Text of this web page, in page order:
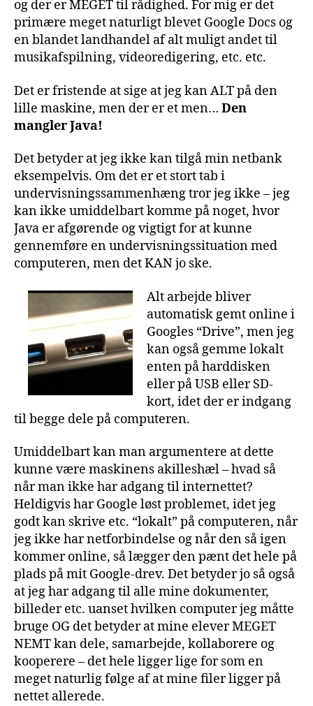
og der er MEGET til rådighed. For mig er det
primære meget naturligt blevet Google Docs og
en blandet landhandel af alt muligt andet til
musikafspilning, videoredigering, etc. etc.
Det er fristende at sige at jeg kan ALT på den
lille maskine, men der er et men… Den
mangler Java!
Det betyder at jeg ikke kan tilgå min netbank
eksempelvis. Om det er et stort tab i
undervisningssammenhæng tror jeg ikke – jeg
kan ikke umiddelbart komme på noget, hvor
Java er afgørende og vigtigt for at kunne
gennemføre en undervisningssituation med
computeren, men det KAN jo ske.
Alt arbejde bliver
automatisk gemt online i
Googles “Drive”, men jeg
kan også gemme lokalt
enten på harddisken
eller på USB eller SD-
kort, idet der er indgang
til begge dele på computeren.
Umiddelbart kan man argumentere at dette
kunne være maskinens akilleshæl – hvad så
når man ikke har adgang til internettet?
Heldigvis har Google løst problemet, idet jeg
godt kan skrive etc. “lokalt” på computeren, når
jeg ikke har netforbindelse og når den så igen
kommer online, så lægger den pænt det hele på
plads på mit Google-drev. Det betyder jo så også
at jeg har adgang til alle mine dokumenter,
billeder etc. uanset hvilken computer jeg måtte
bruge OG det betyder at mine elever MEGET
NEMT kan dele, samarbejde, kollaborere og
kooperere – det hele ligger lige for som en
meget naturlig følge af at mine filer ligger på
nettet allerede.